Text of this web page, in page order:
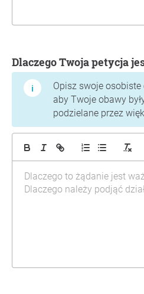
Dlaczego Twoja petycja
Opisz swoje osobiste
aby Twoje obawy
podzielane przez